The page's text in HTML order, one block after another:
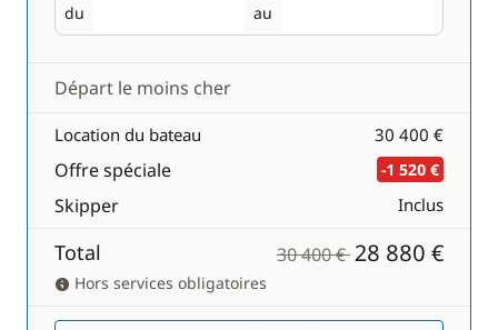
du
Départ au
Retour
Départ le moins cher
Location du bateau 30 400 €
Offre spéciale -1 520 €
Skipper Inclus
Total 30 400 €28 880 €
Hors services obligatoires